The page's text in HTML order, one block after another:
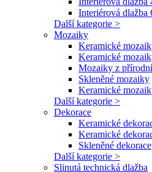
Interiérová dlažba
Další kategorie >
Mozaiky
Keramické
Keramické
Mozaiky z
Skleněné mozaiky
Keramické
Další kategorie >
Dekorace
Keramické
Keramické
Skleněné dekorace
Další kategorie >
Slinutá technická dlažba